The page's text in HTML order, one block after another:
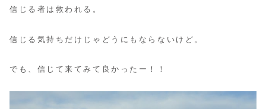
信じる者は救われる。
信じる気持ちだけじゃどうにもならないけど。
でも、信じて来てみて良かったー！！